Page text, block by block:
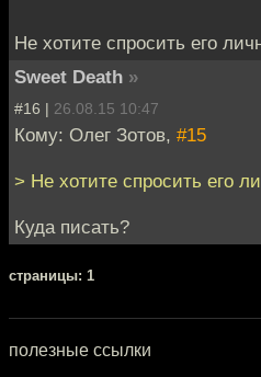
Не хотите спросить его
Sweet Death »
#16 | 26.08.15 10:47
Кому: Олег Зотов, #15
> Не хотите спросить его
Куда писать?
cтраницы: 1
полезные ссылки